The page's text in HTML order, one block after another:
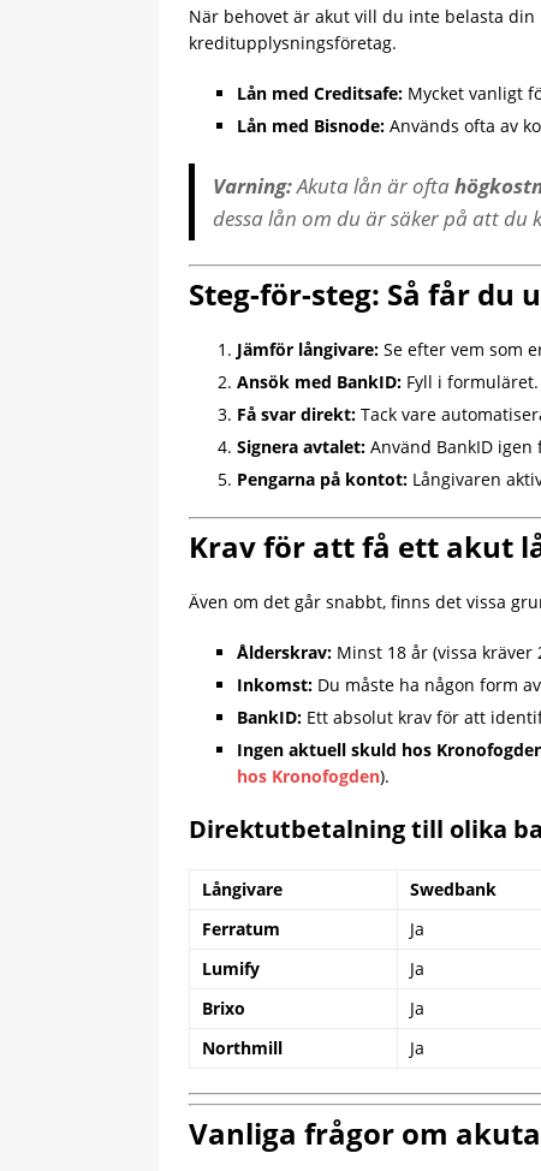
När behovet är akut vill du inte belasta
kreditupplysningsföretag.
Lån med Creditsafe: Mycket vanligt
Lån med Bisnode: Används ofta av
Varning:Akuta lån är ofta
dessa lån om du är säker på att
Steg-för-steg: Så får
Jämför långivare: Se efter vem som
Ansök med BankID: Fyll i
Få svar direkt: Tack vare
Signera avtalet: Använd BankID
Pengarna på kontot: Långivaren
Krav för att få ett akut
Även om det går snabbt, finns det vissa
Ålderskrav: Minst 18 år (vissa kräver
Inkomst: Du måste ha någon form
BankID: Ett absolut krav för att
Ingen aktuell skuld hos
hos Kronofogden).
Direktutbetalning till olika
Långivare Swedbank
Ferratum
Ja
Lumify
Ja
Brixo
Ja
Northmill
Ja
Vanliga frågor om